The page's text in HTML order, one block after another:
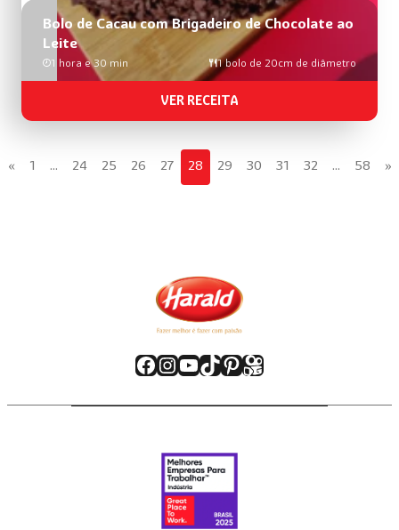
Bolo de Cacau com Brigadeiro de Chocolate ao
Leite
1 hora e 30 min 1 bolo de 20cm de diâmetro
VER RECEITA
« 1 … 24 25 26 27 28 29 30 31 32 … 58 »
Facebook
Instagram
Youtube
TikTok
Pinterest
Kwai